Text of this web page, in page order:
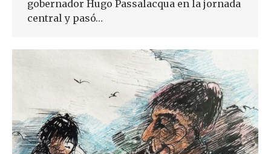
gobernador Hugo Passalacqua en la jornada
central y pasó…